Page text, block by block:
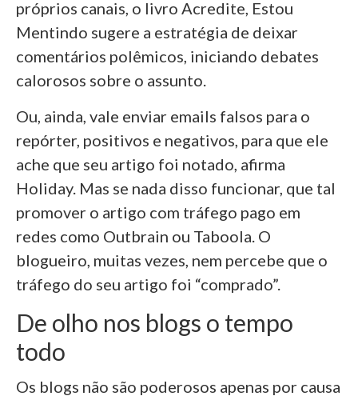
próprios canais, o livro Acredite, Estou
Mentindo sugere a estratégia de deixar
comentários polêmicos, iniciando debates
calorosos sobre o assunto.
Ou, ainda, vale enviar emails falsos para o
repórter, positivos e negativos, para que ele
ache que seu artigo foi notado, afirma
Holiday. Mas se nada disso funcionar, que tal
promover o artigo com tráfego pago em
redes como Outbrain ou Taboola. O
blogueiro, muitas vezes, nem percebe que o
tráfego do seu artigo foi “comprado”.
De olho nos blogs o tempo
todo
Os blogs não são poderosos apenas por causa